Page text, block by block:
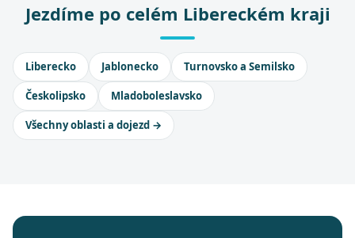
Jezdíme po celém Libereckém kraji
Liberecko Jablonecko Turnovsko a Semilsko
Českolipsko Mladoboleslavsko
Všechny oblasti a dojezd →